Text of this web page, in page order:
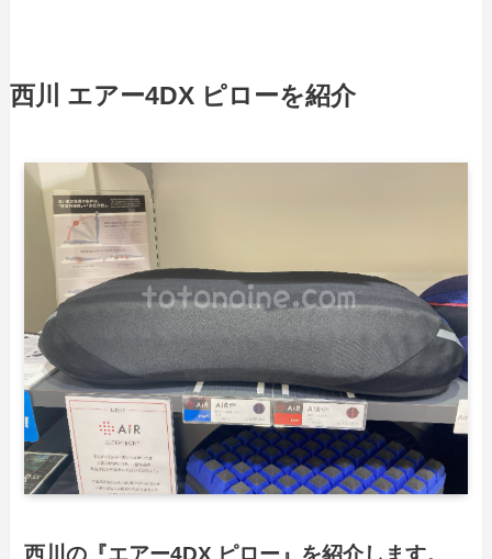
西川 エアー4DXピローを紹介
西川の『エアー4DX ピロー』を紹介します。